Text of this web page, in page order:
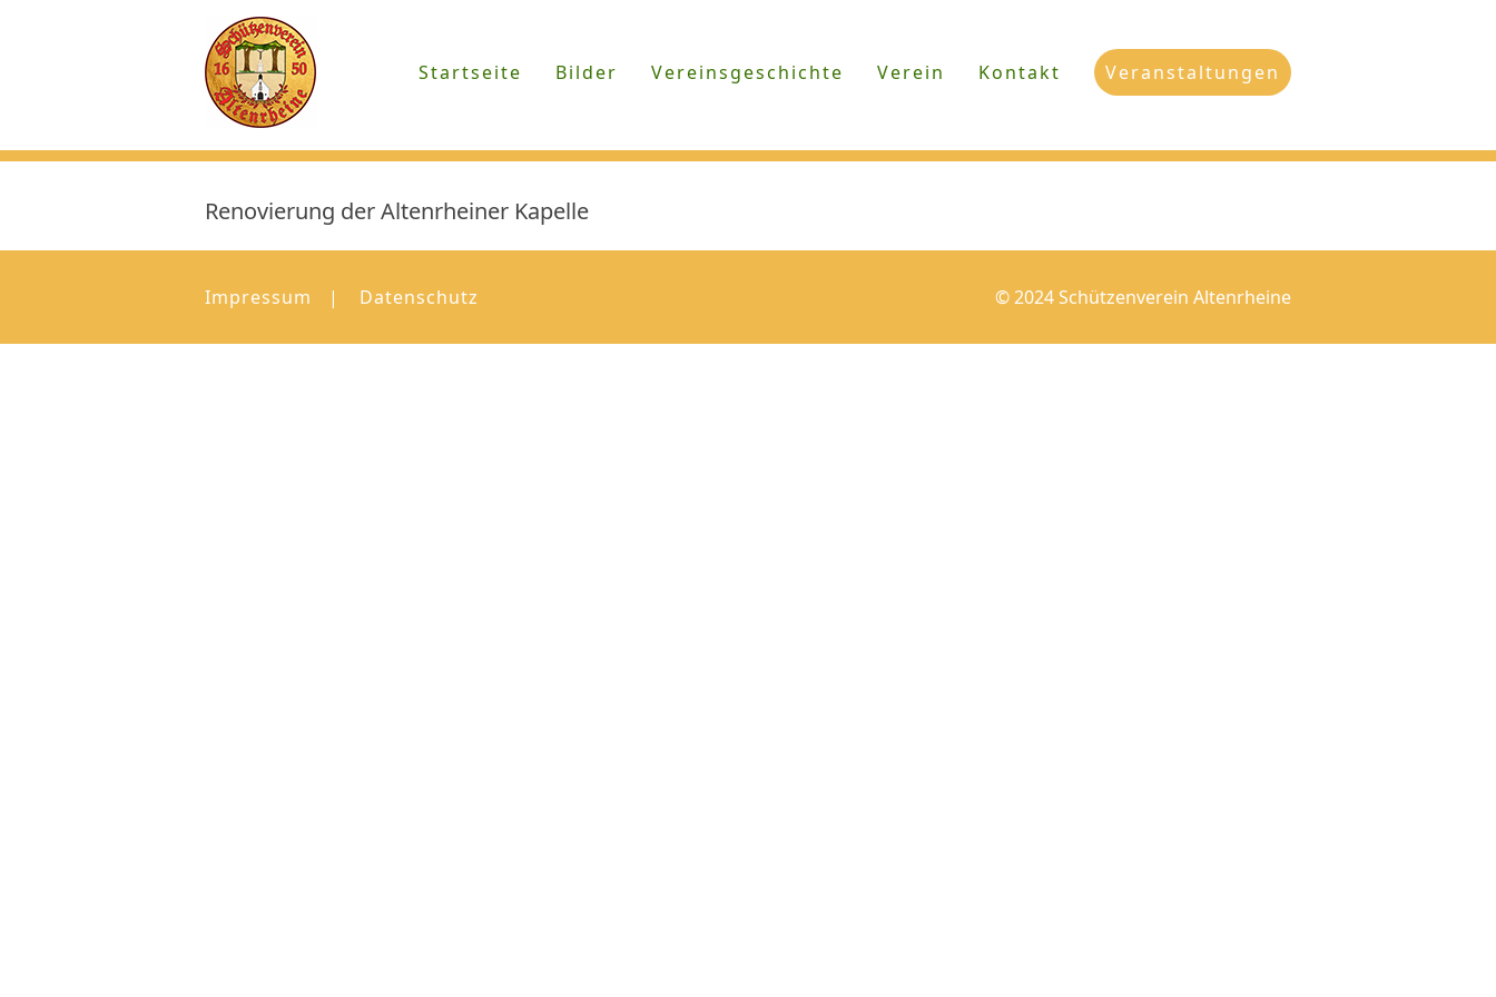
Startseite Bilder Vereinsgeschichte Verein Kontakt Veranstaltungen
Renovierung der Altenrheiner Kapelle
Impressum Datenschutz © 2024 Schützenverein Altenrheine